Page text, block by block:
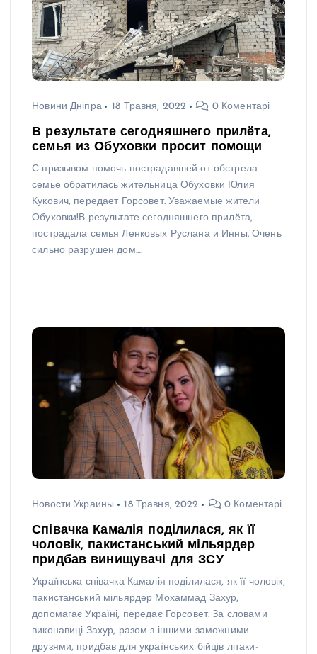
Новини Дніпра 18 Травня, 2022 0 Коментарі
В результате сегодняшнего прилёта,
семья из Обуховки просит помощи
С призывом помочь пострадавшей от обстрела
семье обратилась жительница Обуховки Юлия
Кукович, передает Горсовет. Уважаемые жители
Обуховки!В результате сегодняшнего прилёта,
пострадала семья Ленковых Руслана и Инны. Очень
сильно разрушен дом.…
Новости Украины 18 Травня, 2022 0 Коментарі
Співачка Камалія поділилася, як її
чоловік, пакистанський мільярдер
придбав винищувачі для ЗСУ
Українська співачка Камалія поділилася, як її чоловік,
пакистанський мільярдер Мохаммад Захур,
допомагає Україні, передає Горсовет. За словами
виконавиці Захур, разом з іншими заможними
друзями, придбав для українських бійців літаки-